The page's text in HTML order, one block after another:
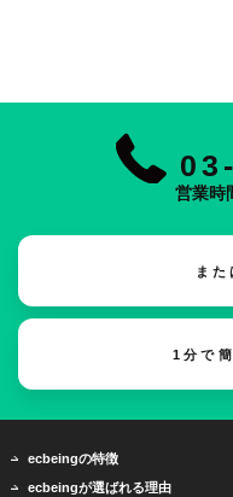
03-
営業時
また
1分で簡
ecbeingの特徴
ecbeingが選ばれる理由